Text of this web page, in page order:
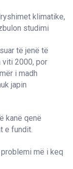
klimatike,
studimi
të jenë të
viti 2000, por
i madh
japin
kanë qenë
e fundit.
më i keq